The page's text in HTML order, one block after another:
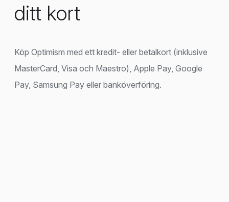
ditt kort
Köp Optimism med ett kredit- eller betalkort (inklusive
MasterCard, Visa och Maestro), Apple Pay, Google
Pay, Samsung Pay eller banköverföring.